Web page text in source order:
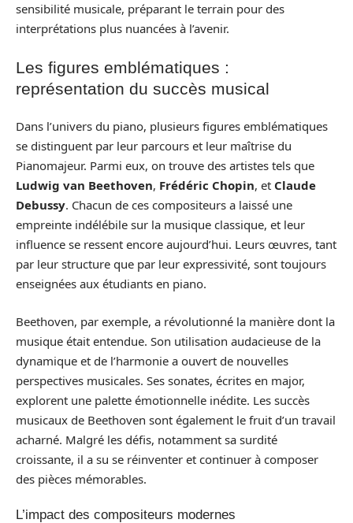
sensibilité musicale, préparant le terrain pour des
interprétations plus nuancées à l’avenir.
Les figures emblématiques :
représentation du succès musical
Dans l’univers du piano, plusieurs figures emblématiques
se distinguent par leur parcours et leur maîtrise du
Pianomajeur. Parmi eux, on trouve des artistes tels que
Ludwig van Beethoven, Frédéric Chopin, et Claude
Debussy. Chacun de ces compositeurs a laissé une
empreinte indélébile sur la musique classique, et leur
influence se ressent encore aujourd’hui. Leurs œuvres, tant
par leur structure que par leur expressivité, sont toujours
enseignées aux étudiants en piano.
Beethoven, par exemple, a révolutionné la manière dont la
musique était entendue. Son utilisation audacieuse de la
dynamique et de l’harmonie a ouvert de nouvelles
perspectives musicales. Ses sonates, écrites en major,
explorent une palette émotionnelle inédite. Les succès
musicaux de Beethoven sont également le fruit d’un travail
acharné. Malgré les défis, notamment sa surdité
croissante, il a su se réinventer et continuer à composer
des pièces mémorables.
L’impact des compositeurs modernes